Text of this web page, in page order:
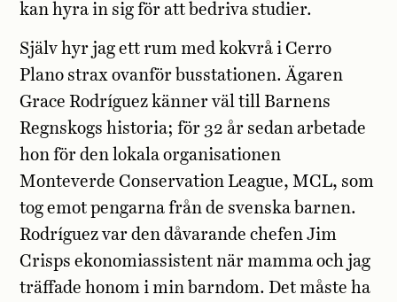
kan hyra in sig för att bedriva studier.
Själv hyr jag ett rum med kokvrå i Cerro
Plano strax ovanför busstationen. Ägaren
Grace Rodríguez känner väl till Barnens
Regnskogs historia; för 32 år sedan arbetade
hon för den lokala organisationen
Monteverde Conservation League, MCL, som
tog emot pengarna från de svenska barnen.
Rodríguez var den dåvarande chefen Jim
Crisps ekonomiassistent när mamma och jag
träffade honom i min barndom. Det måste ha